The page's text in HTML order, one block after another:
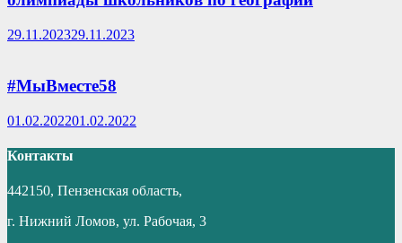
29.11.202329.11.2023
#МыВместе58
01.02.202201.02.2022
Контакты
442150, Пензенская область,
г. Нижний Ломов, ул. Рабочая, 3